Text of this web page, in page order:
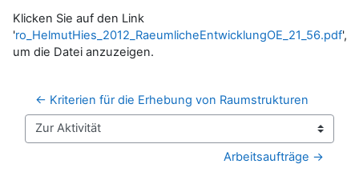
Abschlussbedingungen
Klicken Sie auf den Link
'ro_HelmutHies_2012_RaeumlicheEntwicklungOE_21_56.pdf',
um die Datei anzuzeigen.
← Kriterien für die Erhebung von Raumstrukturen
Zur Aktivität
Arbeitsaufträge →